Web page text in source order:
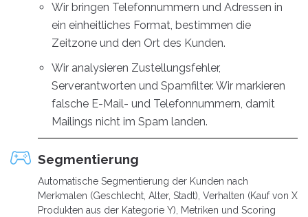
Wir bringen Telefonnummern und Adressen in
ein einheitliches Format, bestimmen die
Zeitzone und den Ort des Kunden.
Wir analysieren Zustellungsfehler,
Serverantworten und Spamfilter. Wir markieren
falsche E-Mail- und Telefonnummern, damit
Mailings nicht im Spam landen.
Segmentierung
Automatische Segmentierung der Kunden nach
Merkmalen (Geschlecht, Alter, Stadt), Verhalten (Kauf von X
Produkten aus der Kategorie Y), Metriken und Scoring